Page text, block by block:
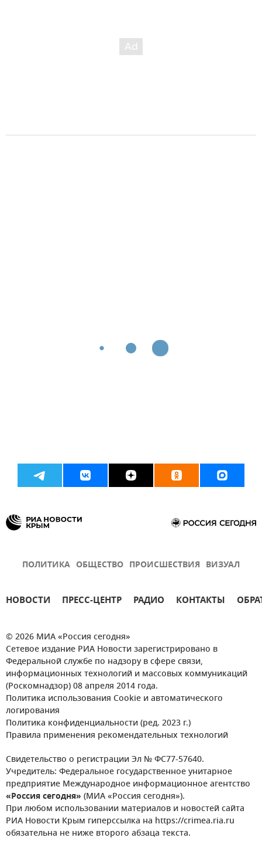
ПОЛИТИКА ОБЩЕСТВО ПРОИСШЕСТВИЯ ВИЗУАЛ
НОВОСТИ ПРЕСС-ЦЕНТР РАДИО КОНТАКТЫ
© 2026 МИА «Россия сегодня»
Сетевое издание РИА Новости зарегистрировано в
Федеральной службе по надзору в сфере связи,
информационных технологий и массовых коммуникаций
(Роскомнадзор) 08 апреля 2014 года.
Политика использования Cookie и автоматического
логирования
Политика конфиденциальности (ред. 2023 г.)
Правила применения рекомендательных технологий
Свидетельство о регистрации Эл № ФС77-57640.
Учредитель: Федеральное государственное унитарное
предприятие Международное информационное агентство
«Россия сегодня» (МИА «Россия сегодня»).
При любом использовании материалов и новостей сайта
РИА Новости Крым гиперссылка на https://crimea.ria.ru
обязательна не ниже второго абзаца текста.